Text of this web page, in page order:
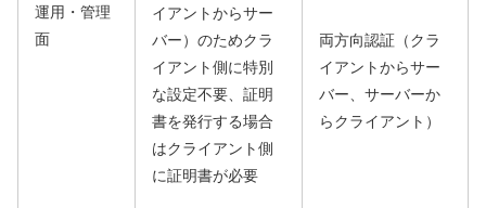
運用・管理
面
イアントからサー
バー）のためクラ
イアント側に特別
な設定不要、証明
書を発行する場合
はクライアント側
に証明書が必要
両方向認証（クラ
イアントからサー
バー、サーバーか
らクライアント）